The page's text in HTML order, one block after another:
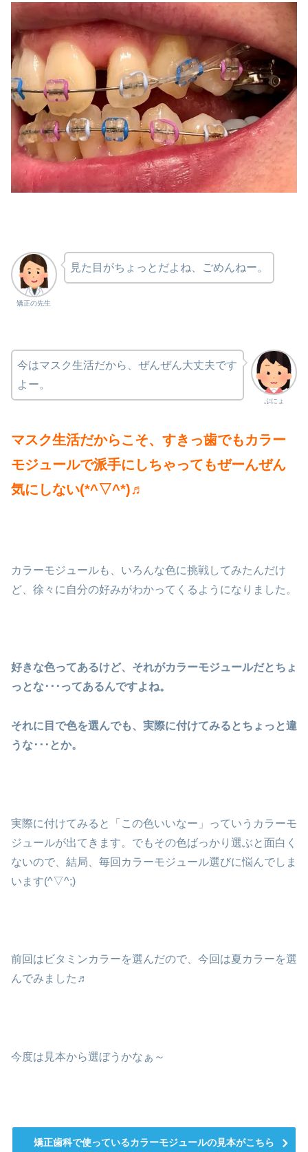
矯正の先生
見た目がちょっとだよね、ごめんねー。
ぷにょ
今はマスク生活だから、ぜんぜん大丈夫です
よー。
マスク生活だからこそ、すきっ歯でもカラー
モジュールで派手にしちゃってもぜーんぜん
気にしない(*^▽^*)♬
カラーモジュールも、いろんな色に挑戦してみたんだけ
ど、徐々に自分の好みがわかってくるようになりました。
好きな色ってあるけど、それがカラーモジュールだとちょ
っとな･･･ってあるんですよね。
それに目で色を選んでも、実際に付けてみるとちょっと違
うな･･･とか。
実際に付けてみると「この色いいなー」っていうカラーモ
ジュールが出てきます。でもその色ばっかり選ぶと面白く
ないので、結局、毎回カラーモジュール選びに悩んでしま
います(^▽^;)
前回はビタミンカラーを選んだので、今回は夏カラーを選
んでみました♬
今度は見本から選ぼうかなぁ～
矯正歯科で使っているカラーモジュールの見本がこちら